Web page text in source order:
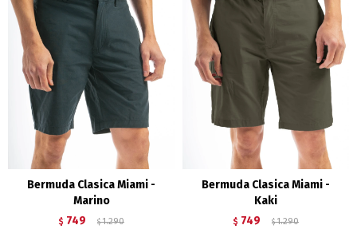
Bermuda Clasica Miami -
Marino
$ 749 $ 1.290
Bermuda Clasica Miami -
Kaki
$ 749 $ 1.290